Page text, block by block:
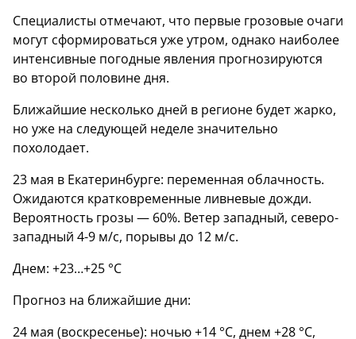
Специалисты отмечают, что первые грозовые очаги
могут сформироваться уже утром, однако наиболее
интенсивные погодные явления прогнозируются
во второй половине дня.
Ближайшие несколько дней в регионе будет жарко,
но уже на следующей неделе значительно
похолодает.
23 мая в Екатеринбурге: переменная облачность.
Ожидаются кратковременные ливневые дожди.
Вероятность грозы — 60%. Ветер западный, северо-
западный 4-9 м/с, порывы до 12 м/с.
Днем: +23…+25 °C
Прогноз на ближайшие дни:
24 мая (воскресенье): ночью +14 °C, днем +28 °C,